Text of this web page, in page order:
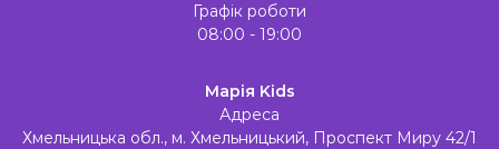
Графік роботи
08:00 - 19:00
Марія Kids
Адреса
Хмельницька обл., м. Хмельницький, Проспект Миру 42/1